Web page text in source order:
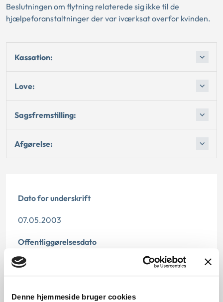
Denne hjemmeside bruger cookies
Beslutningen om flytning relaterede sig ikke til de
hjælpeforanstaltninger der var iværksat overfor kvinden.
Kassation:
Love:
Sagsfremstilling:
Afgørelse:
Dato for underskrift
07.05.2003
Offentliggørelsesdato
12.07.2013